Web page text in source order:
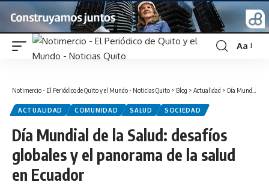
Font
Aa
Notimercio - El Periódico de Quito y el Mundo - Noticias Quito > Blog > Actualidad > Día Mundial de la Salud: desafíos globales y el panorama de la salud en Ecuador
ACTUALIDAD COMUNIDAD SALUD SOCIEDAD
Día Mundial de la Salud: desafíos
globales y el panorama de la salud
en Ecuador